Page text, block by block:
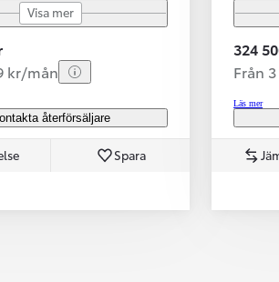
Visa mer
kr/mån
återförsäljare
Spara
324
Från
Läs mer